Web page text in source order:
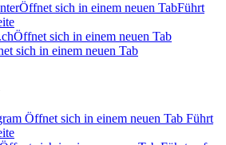
Öffnet sich in einem neuen TabFührt
Öffnet sich in einem neuen Tab
sich in einem neuen Tab
Öffnet sich in einem neuen Tab Führt